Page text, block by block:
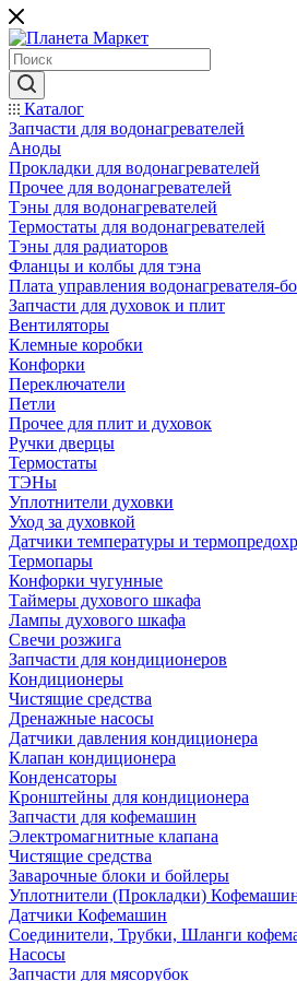
Каталог
Запчасти для водонагревателей
Аноды
Прокладки для водонагревателей
Прочее для водонагревателей
Тэны для водонагревателей
Термостаты для водонагревателей
Тэны для радиаторов
Фланцы и колбы для тэна
Плата управления водонагревателя-
Запчасти для духовок и плит
Вентиляторы
Клемные коробки
Конфорки
Переключатели
Петли
Прочее для плит и духовок
Ручки дверцы
Термостаты
ТЭНы
Уплотнители духовки
Уход за духовкой
Датчики температуры и
Термопары
Конфорки чугунные
Таймеры духового шкафа
Лампы духового шкафа
Свечи розжига
Запчасти для кондиционеров
Кондиционеры
Чистящие средства
Дренажные насосы
Датчики давления кондиционера
Клапан кондиционера
Конденсаторы
Кронштейны для кондиционера
Запчасти для кофемашин
Электромагнитные клапана
Чистящие средства
Заварочные блоки и бойлеры
Уплотнители (Прокладки)
Датчики Кофемашин
Соединители, Трубки, Шланги
Насосы
Запчасти для мясорубок